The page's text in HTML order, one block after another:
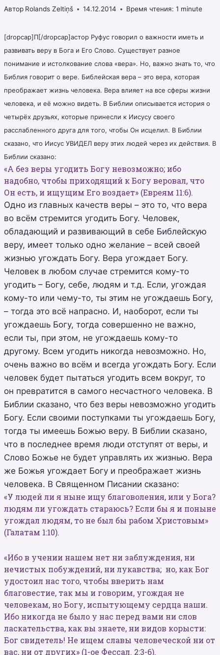
Автор Rolands Zeltiņš 14.12.2014 Время чтения: 1 minute
[dropcap]П[/dropcap]астор Руфус говорил о важности иметь и
развивать веру в Бога и Его Слово. Существует разное
понимание и истолкование слова «вера». Но, важно знать то, что
Библия говорит о вере. Библейская вера – это вера, которая
преображает жизнь человека. Вера влияет на все сферы жизни
человека, и её можно видеть. В Библии описывается история о
четырёх друзьях, которые принесли к Иисусу своего
расслабленного друга для того, чтобы Он исцелил. В Библии
сказано, что Иисус УВИДЕЛ веру этих людей через их действия. В
Библии сказано:
«А без веры угодить Богу невозможно; ибо
надобно, чтобы приходящий к Богу веровал, что
Он есть, и ищущим Его воздает» (Евреям 11:6).
Одно из главных качеств веры – это то, что вера
во всём стремится угодить Богу. Человек,
обладающий и развивающий в себе Библейскую
веру, имеет только одно желание – всей своей
жизнью угождать Богу. Вера угождает Богу.
Человек в любом случае стремится кому-то
угодить – Богу, себе, людям и т.д. Если, угождая
кому-то или чему-то, ты этим не угождаешь Богу,
– тогда это всё напрасно. И, наоборот, если ты
угождаешь Богу, тогда совершенно не важно,
если ты, при этом, не угождаешь кому-то
другому. Всем угодить никогда невозможно. Но,
очень важно во всём и всегда угождать Богу. Если
человек будет пытаться угодить всем вокруг, то
он превратится в самого несчастного человека. В
Библии сказано, что без веры невозможно угодить
Богу. Если своими поступками ты угождаешь Богу,
тогда ты имеешь Божью веру. В Библии сказано,
что в последнее время люди отступят от веры, и
Слово Божье не будет управлять их жизнью. Вера
же Божья угождает Богу и преображает жизнь
человека. В Священном Писании сказано:
«У людей ли я ныне ищу благоволения, или у Бога?
людям ли угождать стараюсь? Если бы я и поныне
угождал людям, то не был бы рабом Христовым»
(Галатам 1:10).
«Ибо в учении нашем нет ни заблуждения, ни
нечистых побуждений, ни лукавства; но, как Бог
удостоил нас того, чтобы вверить нам
благовестие, так мы и говорим, угождая не
человекам, но Богу, испытующему сердца наши.
Ибо никогда не было у нас перед вами ни слов
ласкательства, как вы знаете, ни видов корысти:
Бог свидетель! Не ищем славы человеческой ни от
вас, ни от других» (1-ое Фессал. 2:3-6).